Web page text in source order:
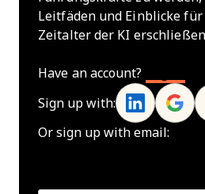
Leitfäden und Einblicke
Zeitalter der KI
Have an account?
Sign up with:
Or sign up with email: